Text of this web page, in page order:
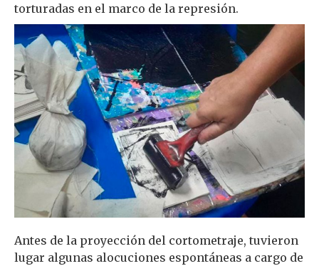
torturadas en el marco de la represión.
Antes de la proyección del cortometraje, tuvieron
lugar algunas alocuciones espontáneas a cargo de